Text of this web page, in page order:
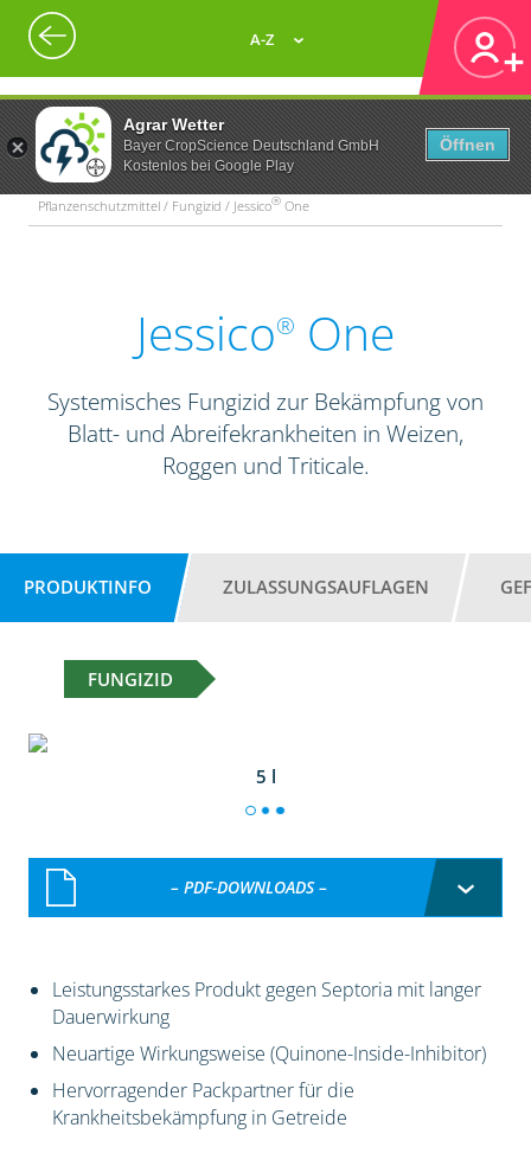
Agrar Wetter
Bayer CropScience Deutschland GmbH
Kostenlos bei Google Play
Öffnen
A-Z
Pflanzenschutzmittel / Fungizid / Jessico® One
Jessico® One
Systemisches Fungizid zur Bekämpfung von
Blatt- und Abreifekrankheiten in Weizen,
Roggen und Triticale.
PRODUKTINFO ZULASSUNGSAUFLAGEN
FUNGIZID
5 l
– PDF-DOWNLOADS –
Leistungsstarkes Produkt gegen Septoria mit langer
Dauerwirkung
Neuartige Wirkungsweise (Quinone-Inside-Inhibitor)
Hervorragender Packpartner für die
Krankheitsbekämpfung in Getreide